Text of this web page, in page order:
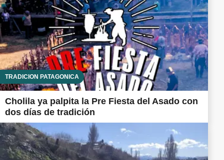
TRADICIÓN PATAGÓNICA
Cholila ya palpita la Pre Fiesta del Asado con
dos días de tradición